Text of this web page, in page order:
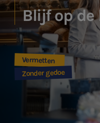
Blijf op de
Vermetten
Zonder gedoe